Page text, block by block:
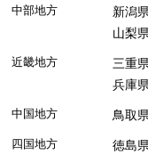
中部地方 新潟県
山梨県
近畿地方 三重県
兵庫県
中国地方 鳥取県
四国地方 徳島県